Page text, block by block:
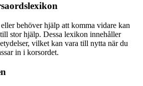
behöver hjälp att komma vidare kan
stor hjälp. Dessa lexikon innehåller
vilket kan vara till nytta när du
in i korsordet.